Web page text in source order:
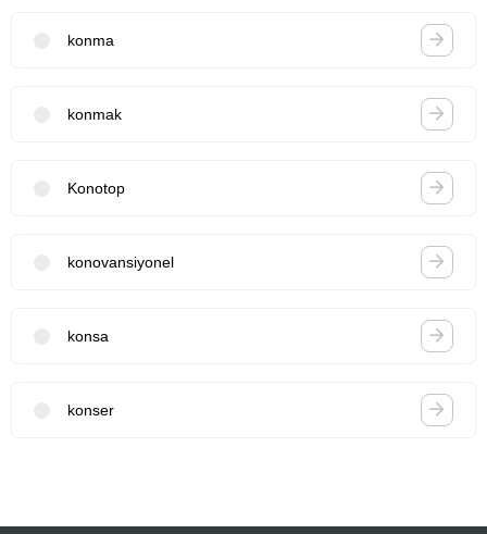
konma
konmak
Konotop
konovansiyonel
konsa
konser